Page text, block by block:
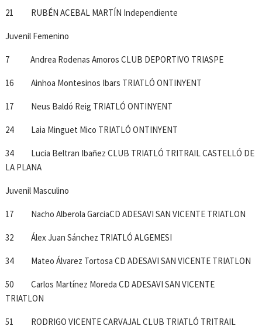
21 RUBÉN ACEBAL MARTÍN Independiente
Juvenil Femenino
7 Andrea Rodenas Amoros CLUB DEPORTIVO TRIASPE
16 Ainhoa Montesinos Ibars TRIATLÓ ONTINYENT
17 Neus Baldó Reig TRIATLÓ ONTINYENT
24 Laia Minguet Mico TRIATLÓ ONTINYENT
34 Lucia Beltran Ibañez CLUB TRIATLÓ TRITRAIL CASTELLÓ DE
LA PLANA
Juvenil Masculino
17 Nacho Alberola GarciaCD ADESAVI SAN VICENTE TRIATLON
32 Álex Juan Sánchez TRIATLÓ ALGEMESI
34 Mateo Álvarez Tortosa CD ADESAVI SAN VICENTE TRIATLON
50 Carlos Martínez Moreda CD ADESAVI SAN VICENTE
TRIATLON
51 RODRIGO VICENTE CARVAJAL CLUB TRIATLÓ TRITRAIL